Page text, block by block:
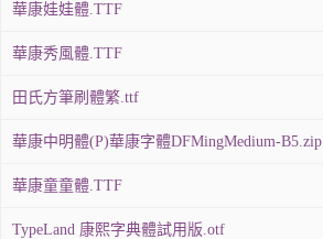
華康娃娃體.TTF
華康秀風體.TTF
田氏方筆刷體繁.ttf
華康中明體(P)華康字體DFMingMedium-B5.zip
華康童童體.TTF
TypeLand 康熙字典體試用版.otf